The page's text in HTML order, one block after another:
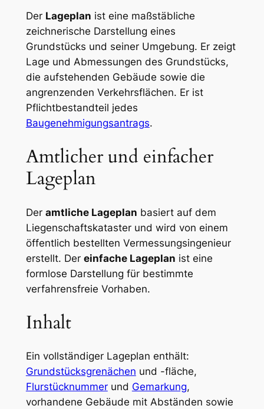
Der Lageplan ist eine maßstäbliche
zeichnerische Darstellung eines
Grundstücks und seiner Umgebung. Er zeigt
Lage und Abmessungen des Grundstücks,
die aufstehenden Gebäude sowie die
angrenzenden Verkehrsflächen. Er ist
Pflichtbestandteil jedes
Baugenehmigungsantrags.
Amtlicher und einfacher
Lageplan
Der amtliche Lageplan basiert auf dem
Liegenschaftskataster und wird von einem
öffentlich bestellten Vermessungsingenieur
erstellt. Der einfache Lageplan ist eine
formlose Darstellung für bestimmte
verfahrensfreie Vorhaben.
Inhalt
Ein vollständiger Lageplan enthält:
Grundstücksgrenächen und -fläche,
Flurstücknummerund Gemarkung,
vorhandene Gebäude mit Abständen sowie